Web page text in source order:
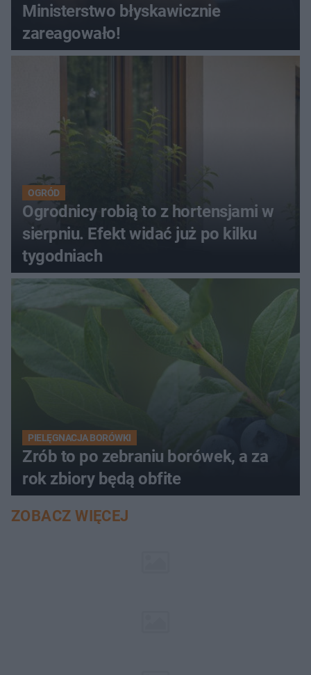
Ministerstwo błyskawicznie
zareagowało!
OGRÓD
Ogrodnicy robią to z hortensjami w
sierpniu. Efekt widać już po kilku
tygodniach
PIELĘGNACJA BORÓWKI
Zrób to po zebraniu borówek, a za
rok zbiory będą obfite
ZOBACZ WIĘCEJ